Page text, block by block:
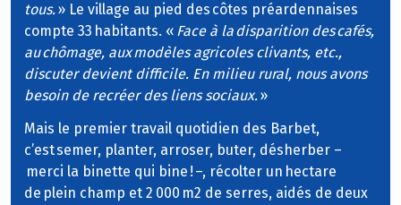
tous.» Le village au pied des côtes préardennaises
compte 33 habitants. « Face à la disparition des cafés,
au chômage, aux modèles agricoles clivants, etc.,
discuter devient difficile. En milieu rural, nous avons
besoin de recréer des liens sociaux.»
Mais le premier travail quotidien des Barbet,
c’est semer, planter, arroser, buter, désherber –
merci la binette qui bine ! –, récolter un hectare
de plein champ et 2 000 m2 de serres, aidés de deux